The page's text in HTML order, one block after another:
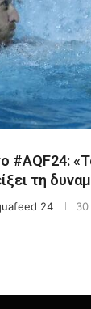
#AQF24:
τη
24 30